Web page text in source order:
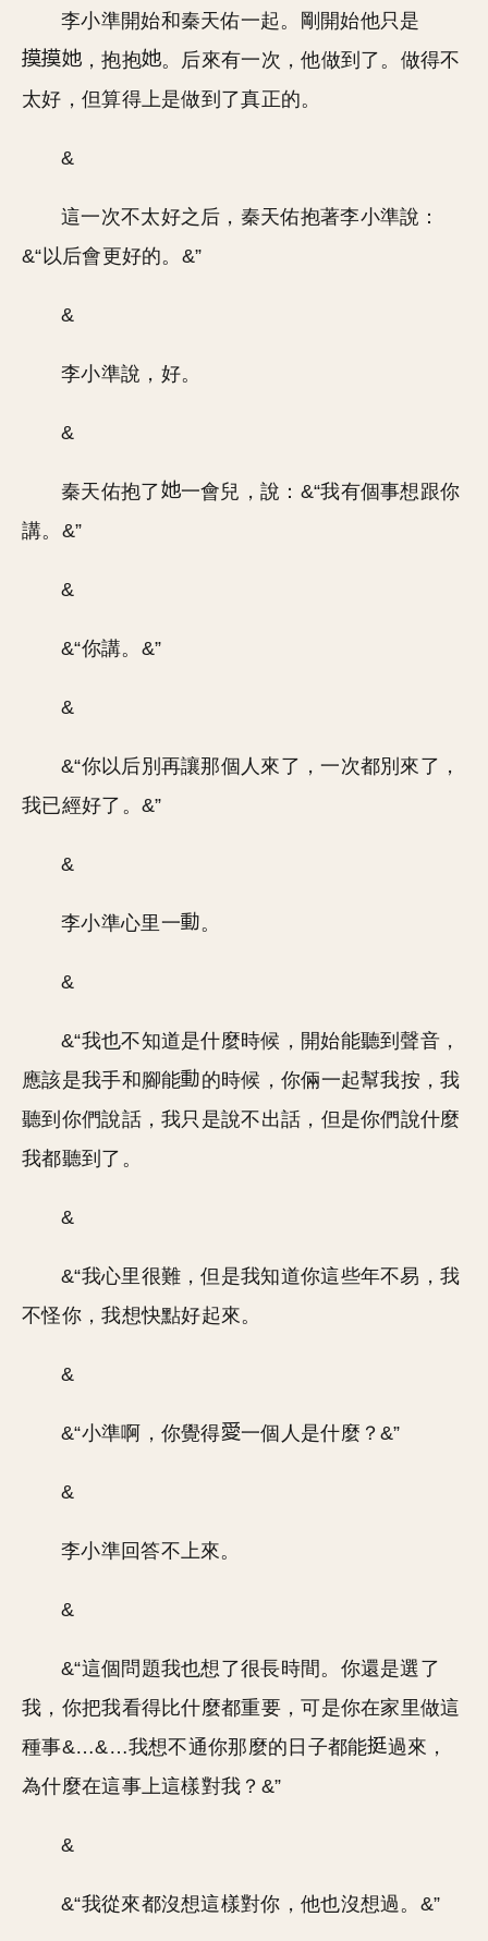
李小準開始和秦天佑一起。剛開始他只是
，抱抱
。后來有一次，他做到了。做得不
太好，但算得上是做到了真正的。
&
這一次不太好之后，秦天佑抱著李小準說：
&“以后會更好的。&”
&
李小準說，好。
&
秦天佑抱了
一會兒，說：&“我有個事想跟你
講。&”
&
&“你講。&”
&
&“你以后別再讓那個人來了，一次都別來了，
我已經好了。&”
&
李小準心里一 。
&
&“我也不知道是什麼時候，開始能聽到聲音，
應該是我手和腳能
的時候，你倆一起幫我按，我
聽到你們說話，我只是說不出話，但是你們說什麼
我都聽到了。
&
&“我心里很難，但是我知道你這些年不易，我
不怪你，我想快點好起來。
&
&“小準啊，你覺得 一個人是什麼？&”
&
李小準回答不上來。
&
&“這個問題我也想了很長時間。你還是選了
我，你把我看得比什麼都重要，可是你在家里做這
種事&…&…我想不通你那麼的日子都能
過來，
為什麼在這事上這樣對我？&”
&
&“我從來都沒想這樣對你，他也沒想過。&”